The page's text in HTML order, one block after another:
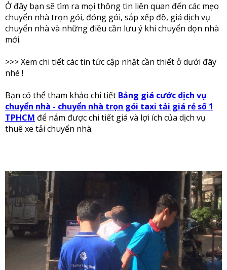
Ở đây bạn sẽ tìm ra mọi thông tin liên quan đến các mẹo
chuyển nhà trọn gói, đóng gói, sắp xếp đồ, giá dịch vụ
chuyển nhà và những điều cần lưu ý khi chuyển dọn nhà
mới.
>>> Xem chi tiết các tin tức cập nhật cần thiết ở dưới đây
nhé !
Bạn có thể tham khảo chi tiết Bảng giá cước dịch vụ
chuyển nhà - chuyển nhà trọn gói taxi tải giá rẻ số 1
TPHCM để nắm được chi tiết giá và lợi ích của dịch vụ
thuê xe tải chuyển nhà.